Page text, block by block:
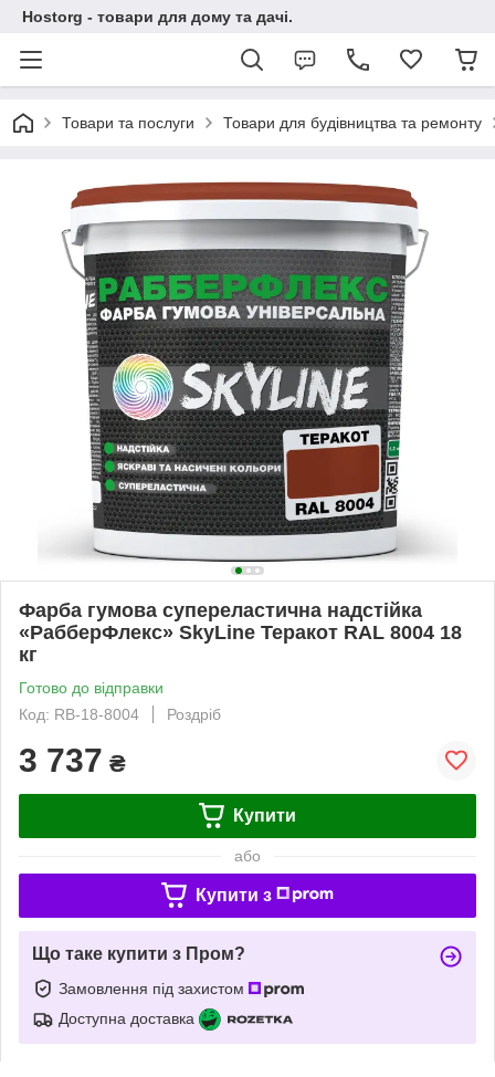
Hostorg - товари для дому та дачі.
Товари та послуги Товари для будівництва та ремонту
Фарба гумова супереластична надстійка
«РабберФлекс» SkyLine Теракот RAL 8004 18
кг
Готово до відправки
Код: RB-18-8004
Роздріб
3 737 ₴
Купити
або
Купити з
Що таке купити з Пром?
Замовлення під захистом
Доступна доставка